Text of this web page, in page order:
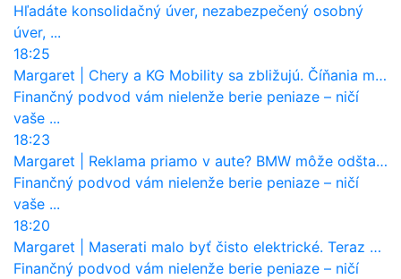
Hľadáte konsolidačný úver, nezabezpečený osobný
úver, ...
18:25
Margaret
Chery a KG Mobility sa zbližujú. Číňania môžu získať 10 % bývalého SsangYongu
Finančný podvod vám nielenže berie peniaze – ničí
vaše ...
18:23
Margaret
Reklama priamo v aute? BMW môže odštartovať nový trend
Finančný podvod vám nielenže berie peniaze – ničí
vaše ...
18:20
Margaret
Maserati malo byť čisto elektrické. Teraz zisťuje, že potrebuje nový osemvalcový motor
Finančný podvod vám nielenže berie peniaze – ničí